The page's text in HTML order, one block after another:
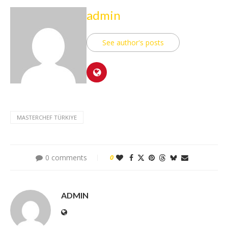
admin
See author's posts
MASTERCHEF TÜRKIYE
0 comments 0
ADMIN